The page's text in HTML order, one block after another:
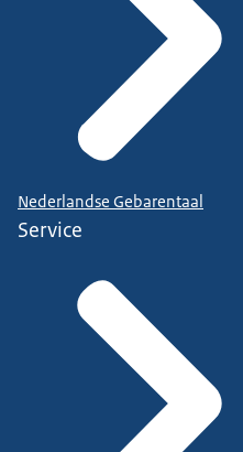
Nederlandse Gebarentaal
Service